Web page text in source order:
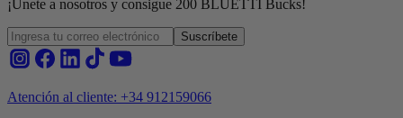
¡Únete a nosotros y consigue 200 BLUETTI Bucks!
Suscríbete
Atención al cliente: +34 912159066